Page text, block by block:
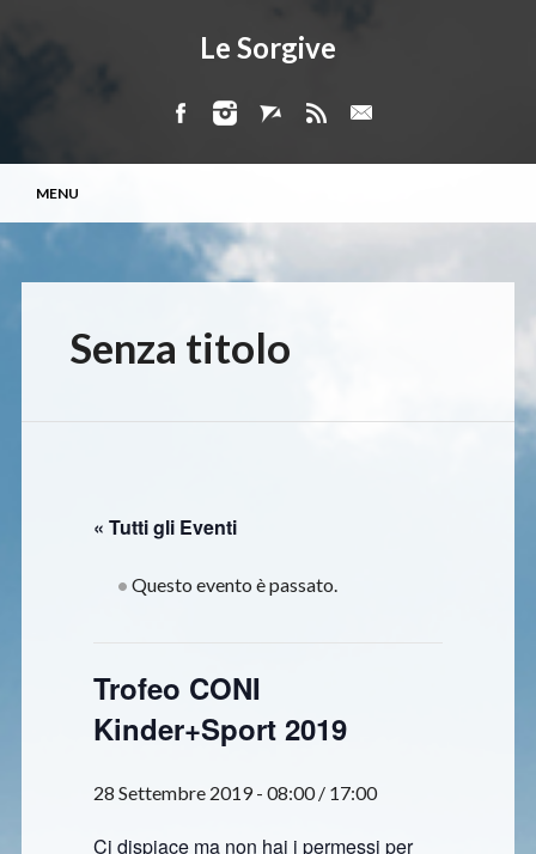
Le Sorgive
Menu principale
contenuto
MENU
Senza titolo
« Tutti gli Eventi
Questo evento è passato.
Trofeo CONI
Kinder+Sport 2019
28 Settembre 2019 - 08:00/ 17:00
Ci dispiace ma non hai i permessi per